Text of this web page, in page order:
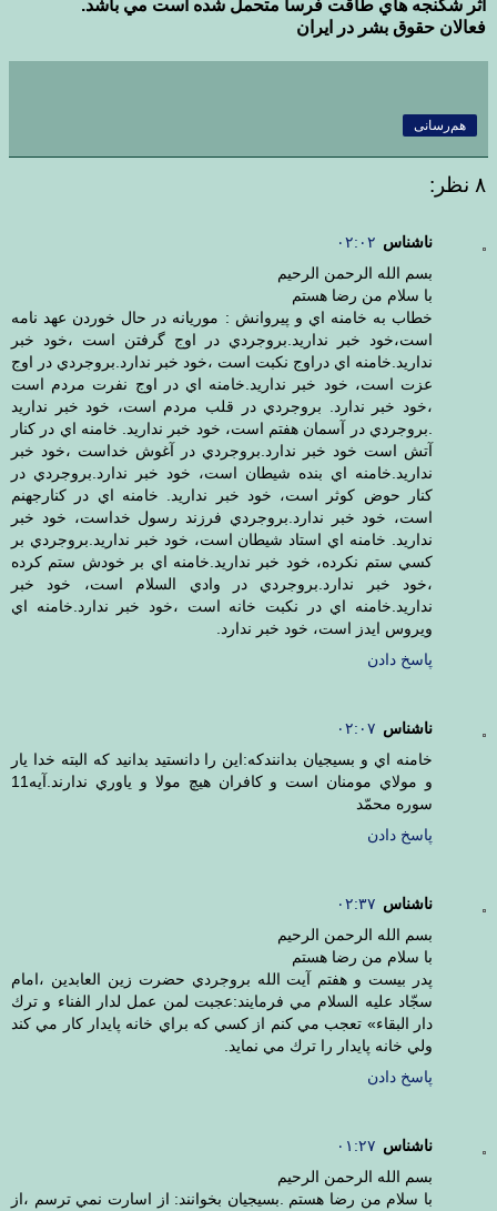
اثر شکنجه هاي طاقت فرسا متحمل شده است مي باشد.
فعالان حقوق بشر در ايران
هم‌رسانی
۸ نظر:
ناشناس ۰۲:۰۲
بسم الله الرحمن الرحيم
با سلام من رضا هستم
خطاب به خامنه اي و پيروانش : موريانه در حال خوردن عهد نامه
است،خود خبر نداريد.بروجردي در اوج گرفتن است ،خود خبر
نداريد.خامنه اي دراوج نكبت است ،خود خبر ندارد.بروجردي در اوج
عزت است، خود خبر نداريد.خامنه اي در اوج نفرت مردم است
،خود خبر ندارد. بروجردي در قلب مردم است، خود خبر نداريد
.بروجردي در آسمان هفتم است، خود خبر نداريد. خامنه اي در كنار
آتش است خود خبر ندارد.بروجردي در آغوش خداست ،خود خبر
نداريد.خامنه اي بنده شيطان است، خود خبر ندارد.بروجردي در
كنار حوض كوثر است، خود خبر نداريد. خامنه اي در كنارجهنم
است، خود خبر ندارد.بروجردي فرزند رسول خداست، خود خبر
نداريد. خامنه اي استاد شيطان است، خود خبر نداريد.بروجردي بر
كسي ستم نكرده، خود خبر نداريد.خامنه اي بر خودش ستم كرده
،خود خبر ندارد.بروجردي در وادي السلام است، خود خبر
نداريد.خامنه اي در نكبت خانه است ،خود خبر ندارد.خامنه اي
ويروس ايدز است، خود خبر ندارد.
پاسخ دادن
ناشناس ۰۲:۰۷
خامنه اي و بسيجيان بدانندكه:اين را دانستيد بدانيد كه البته خدا يار
و مولاي مومنان است و كافران هيچ مولا و ياوري ندارند.آيه11
سوره محمّد
پاسخ دادن
ناشناس ۰۲:۳۷
بسم الله الرحمن الرحيم
با سلام من رضا هستم
پدر بيست و هفتم آيت الله بروجردي حضرت زين العابدين ،امام
سجّاد عليه السلام مي فرمايند:عجبت لمن عمل لدار الفناء و ترك
دار البقاء» تعجب مي كنم از كسي كه براي خانه پايدار كار مي كند
ولي خانه پايدار را ترك مي نمايد.
پاسخ دادن
ناشناس ۰۱:۲۷
بسم الله الرحمن الرحيم
با سلام من رضا هستم .بسيجيان بخوانند: از اسارت نمي ترسم ،از